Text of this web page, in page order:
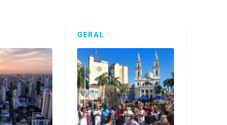
GERAL